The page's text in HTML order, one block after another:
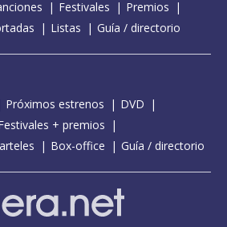
Festivales
Premios
Listas Guía / directorio
Próximos estrenos
DVD
+ premios
Box-office Guía / directorio